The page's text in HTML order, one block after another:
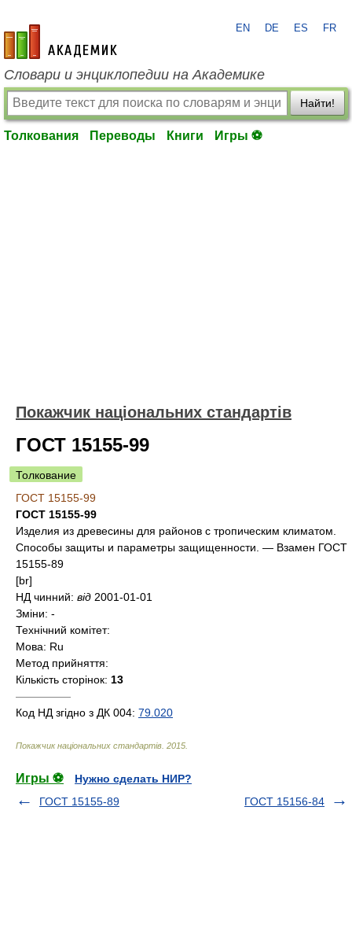
academic.ru
EN DE ES FR
Словари и энциклопедии на Академике
Найти!
Толкования Переводы Книги Игры ⚽
Покажчик національних стандартів
ГОСТ 15155-99
Толкование
ГОСТ 15155-99
ГОСТ 15155-99
Изделия из древесины для районов с тропическим климатом.
Способы защиты и параметры защищенности. — Взамен ГОСТ
15155-89
[br]
НД чинний: від 2001-01-01
Зміни: -
Технічний комітет:
Мова: Ru
Метод прийняття:
Кількість сторінок: 13
—————
Код НД згідно з ДК 004: 79.020
Покажчик національних стандартів 2015
Игры ⚽
Нужно сделать НИР?
ГОСТ 15155-89
ГОСТ 15156-84